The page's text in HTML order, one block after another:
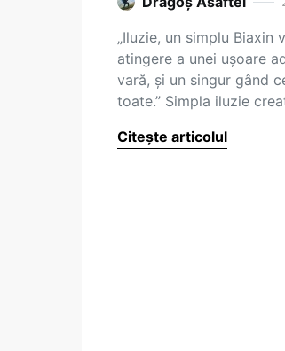
„Iluzie, un simplu Biaxin
atingere a unei uşoare
vară, şi un singur gând
toate.” Simpla iluzie
Citește articolul